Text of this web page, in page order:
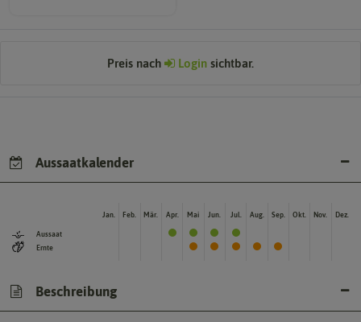
Preis nach Login sichtbar.
Aussaatkalender
Aussaat
Ernte
Jan. Feb. Mär. Apr. Mai Jun. Jul. Aug. Sep. Okt. Nov. Dez.
Beschreibung